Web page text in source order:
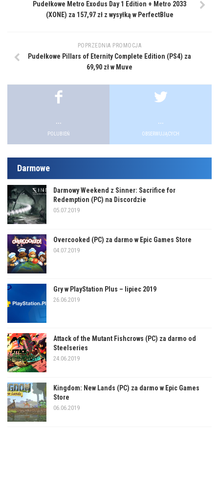
Pudełkowe Metro Exodus Day 1 Edition + Metro 2033
(XONE) za 157,97 zł z wysyłką w PerfectBlue
POPRZEDNIA PROMOCJA
Pudełkowe Pillars of Eternity Complete Edition (PS4) za
69,90 zł w Muve
...
POLUBIEŃ
...
OBSERWUJĄCYCH
Darmowe
Darmowy Weekend z Sinner: Sacrifice for
Redemption (PC) na Discordzie
05.07.2019
Overcooked (PC) za darmo w Epic Games Store
04.07.2019
Gry w PlayStation Plus – lipiec 2019
26.06.2019
Attack of the Mutant Fishcrows (PC) za darmo od
Steelseries
24.06.2019
Kingdom: New Lands (PC) za darmo w Epic Games
Store
06.06.2019